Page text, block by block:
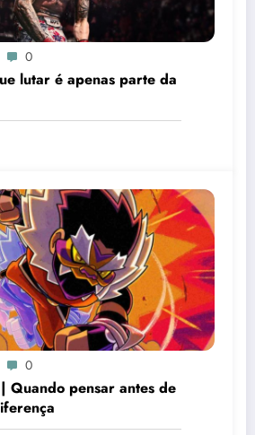
0
lutar é apenas parte da
0
Quando pensar antes de